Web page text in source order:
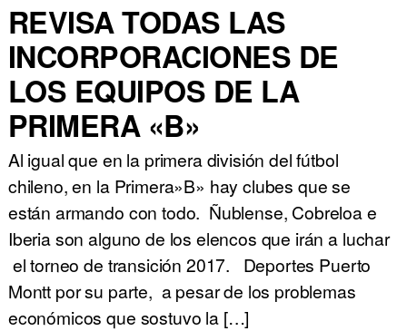
REVISA TODAS LAS
INCORPORACIONES DE
LOS EQUIPOS DE LA
PRIMERA «B»
Al igual que en la primera división del fútbol
chileno, en la Primera»B» hay clubes que se
están armando con todo. Ñublense, Cobreloa e
Iberia son alguno de los elencos que irán a luchar
el torneo de transición 2017. Deportes Puerto
Montt por su parte, a pesar de los problemas
económicos que sostuvo la […]